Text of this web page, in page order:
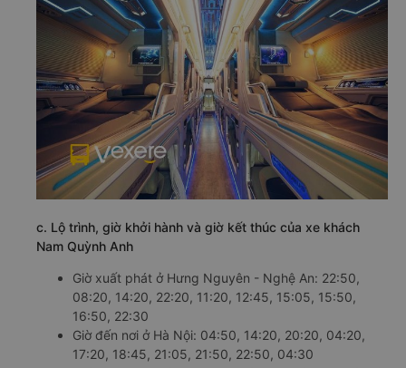
c. Lộ trình, giờ khởi hành và giờ kết thúc của xe khách
Nam Quỳnh Anh
Giờ xuất phát ở Hưng Nguyên - Nghệ An: 22:50,
08:20, 14:20, 22:20, 11:20, 12:45, 15:05, 15:50,
16:50, 22:30
Giờ đến nơi ở Hà Nội: 04:50, 14:20, 20:20, 04:20,
17:20, 18:45, 21:05, 21:50, 22:50, 04:30